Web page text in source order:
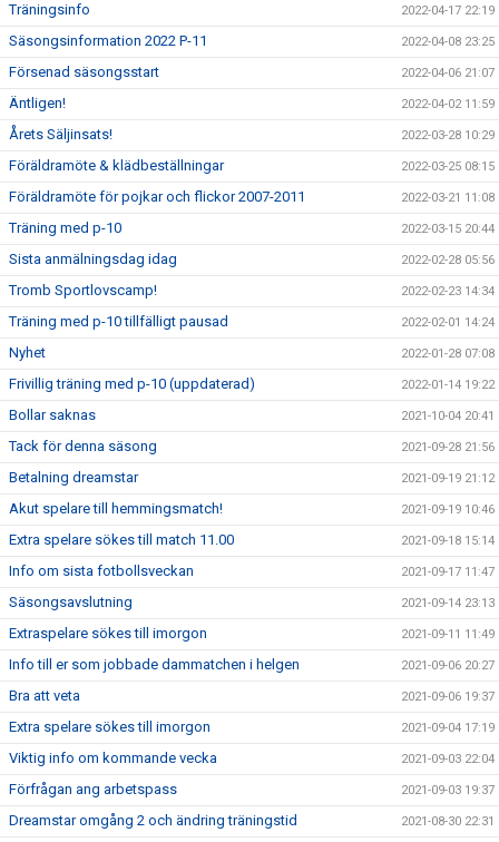
Träningsinfo 2022-04-17 22:19
Säsongsinformation 2022 P-11 2022-04-08 23:25
Försenad säsongsstart 2022-04-06 21:07
Äntligen! 2022-04-02 11:59
Årets Säljinsats! 2022-03-28 10:29
Föräldramöte & klädbeställningar 2022-03-25 08:15
Föräldramöte för pojkar och flickor 2007-2011 2022-03-21 11:08
Träning med p-10 2022-03-15 20:44
Sista anmälningsdag idag 2022-02-28 05:56
Tromb Sportlovscamp! 2022-02-23 14:34
Träning med p-10 tillfälligt pausad 2022-02-01 14:24
Nyhet 2022-01-28 07:08
Frivillig träning med p-10 (uppdaterad) 2022-01-14 19:22
Bollar saknas 2021-10-04 20:41
Tack för denna säsong 2021-09-28 21:56
Betalning dreamstar 2021-09-19 21:12
Akut spelare till hemmingsmatch! 2021-09-19 10:46
Extra spelare sökes till match 11.00 2021-09-18 15:14
Info om sista fotbollsveckan 2021-09-17 11:47
Säsongsavslutning 2021-09-14 23:13
Extraspelare sökes till imorgon 2021-09-11 11:49
Info till er som jobbade dammatchen i helgen 2021-09-06 20:27
Bra att veta 2021-09-06 19:37
Extra spelare sökes till imorgon 2021-09-04 17:19
Viktig info om kommande vecka 2021-09-03 22:04
Förfrågan ang arbetspass 2021-09-03 19:37
Dreamstar omgång 2 och ändring träningstid 2021-08-30 22:31